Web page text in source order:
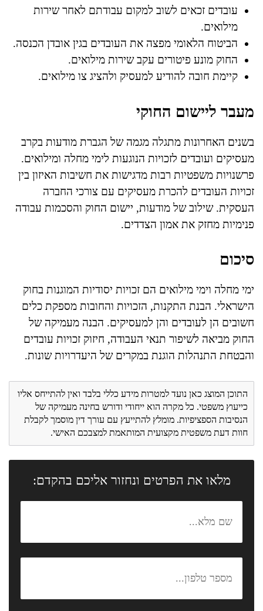
עובדים זכאים לשוב למקום עבודתם לאחר שירות
מילואים.
הביטוח הלאומי מפצה את העובדים בגין אובדן הכנסה.
החוק מונע פיטורים עקב שירות מילואים.
קיימת חובה להודיע למעסיק ולהציג צו מילואים.
מעבר ליישום החוקי
בשנים האחרונות מתגלה מגמה של הגברת מודעות בקרב
מעסיקים ועובדים לזכויות הנוגעות לימי מחלה ומילואים.
פרשנויות משפטיות רבות מדגישות את חשיבות האיזון בין
זכויות העובדים להכרת מעסיקים עם צורכי החברה
העסקית. שילוב של מודעות, יישום החוק והסכמות עבודה
פנימיות מחזק את אמון הצדדים.
סיכום
ימי מחלה וימי מילואים הם זכויות יסודיות המוגנות בחוק
הישראלי. הבנת התקנות, הזכויות והחובות מספקת כלים
חשובים הן לעובדים והן למעסיקים. הבנה מעמיקה של
החוק מביאה לשיפור תנאי העבודה, חיזוק זכויות עובדים
והבטחת התנהלות הוגנת במקרים של היעדרויות שונות.
התוכן המוצג כאן נועד למטרות מידע כללי בלבד ואין להתייחס אליו
כייעוץ משפטי. כל מקרה הוא ייחודי ודורש בחינה מעמיקה של
הנסיבות הספציפיות. מומלץ להתייעץ עם עורך דין מוסמך לקבלת
חוות דעת משפטית מקצועית המותאמת למצבכם האישי.
מלאו את הפרטים ונחזור אליכם בהקדם: